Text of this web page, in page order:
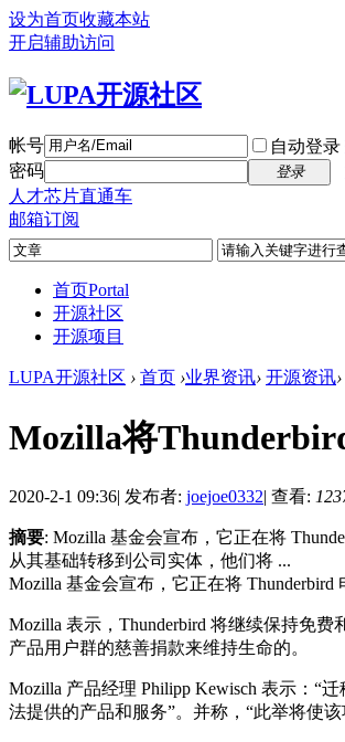
设为首页收藏本站
开启辅助访问
帐号 自动登录
密码
登录
人才芯片直通车
邮箱订阅
首页Portal
开源社区
开源项目
LUPA开源社区 › 首页 ›业界资讯› 开源资讯›
Mozilla将
2020-2-1 09:36| 发布者: joejoe0332| 查看:
摘要: Mozilla 基金会宣布，它正在将
从其基础转移到公司实体，他们将 ...
Mozilla 基金会宣布，它正在将 Thunderbird
Mozilla 表示，Thunderbird 将继续保持免
产品用户群的慈善捐款来维持生命的。
Mozilla 产品经理 Philipp Kewisch 表示：“
法提供的产品和服务”。并称，“此举将使